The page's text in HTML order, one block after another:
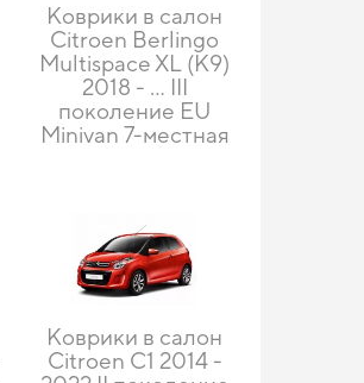
Коврики в салон
Citroen Berlingo
Multispace XL (K9)
2018 - … III
поколение EU
Minivan 7-местная
Коврики в салон
Citroen C1 2014 -